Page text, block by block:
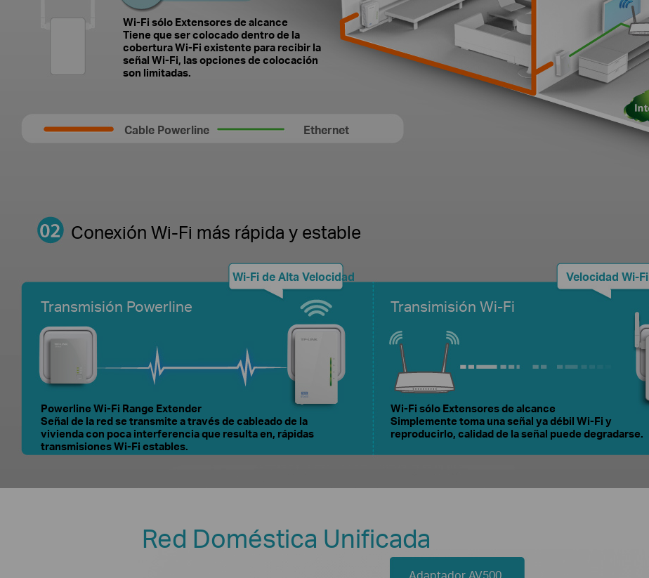
Wi-Fi sólo Extensores de alcance
Tiene que ser colocado dentro de la
cobertura Wi-Fi existente para recibir la
señal Wi-Fi, las opciones de colocación
son limitadas.
Cable Powerline Ethernet
Conexión Wi-Fi más rápida y estable
Transmisión Powerline
Wi-Fi de Alta Velocidad
Powerline Wi-Fi Range Extender
Señal de la red se transmite a través de cableado de la
vivienda con poca interferencia que resulta en, rápidas
transmisiones Wi-Fi estables.
Transimisión Wi-Fi
Velocidad Wi-Fi
Wi-Fi sólo Extensores de alcance
Simplemente toma una señal ya débil Wi-Fi y
reproducirlo, calidad de la señal puede degradarse.
Red Doméstica Unificada
Adaptador AV500